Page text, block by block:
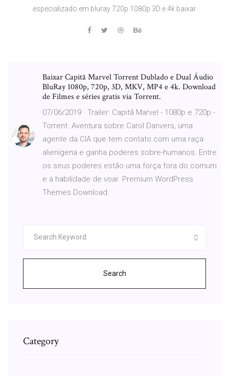
especializado em bluray 720p 1080p 3D e 4k baixar
Baixar Capitã Marvel Torrent Dublado e Dual Áudio
BluRay 1080p, 720p, 3D, MKV, MP4 e 4k. Download
de Filmes e séries gratis via Torrent.
07/06/2019 · Trailer: Capitã Marvel - 1080p e 720p -
Torrent. Aventura sobre Carol Danvers, uma
agente da CIA que tem contato com uma raça
alienígena e ganha poderes sobre-humanos. Entre
os seus poderes estão uma força fora do comum
e a habilidade de voar. Premium WordPress
Themes Download.
Search
Category